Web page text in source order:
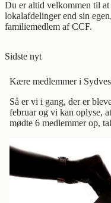
Du er altid velkommen til at
lokalafdelinger end sin
familiemedlem af CCF.
Sidste nyt
Kære medlemmer i
Så er vi i gang, der er
februar og vi kan oplyse,
mødte 6 medlemmer op,